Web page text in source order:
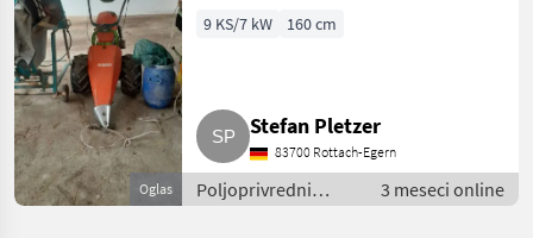
Oglas
9 KS/7 kW 160 cm
Stefan Pletzer
83700 Rottach-Egern
Poljoprivredni
motorni strojevi /
3 meseci online